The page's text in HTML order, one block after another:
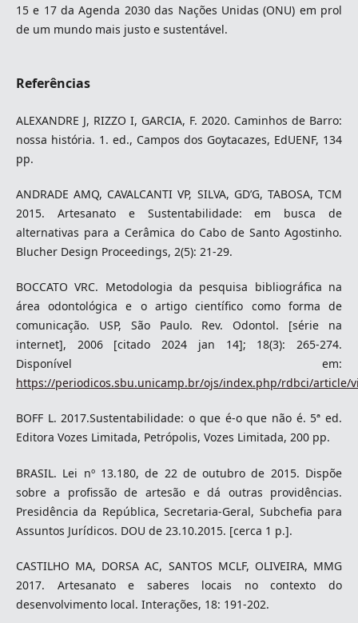
15 e 17 da Agenda 2030 das Nações Unidas (ONU) em prol
de um mundo mais justo e sustentável.
Referências
ALEXANDRE J, RIZZO I, GARCIA, F. 2020. Caminhos de Barro:
nossa história. 1. ed., Campos dos Goytacazes, EdUENF, 134
pp.
ANDRADE AMQ, CAVALCANTI VP, SILVA, GD’G, TABOSA, TCM
2015. Artesanato e Sustentabilidade: em busca de
alternativas para a Cerâmica do Cabo de Santo Agostinho.
Blucher Design Proceedings, 2(5): 21-29.
BOCCATO VRC. Metodologia da pesquisa bibliográfica na
área odontológica e o artigo científico como forma de
comunicação. USP, São Paulo. Rev. Odontol. [série na
internet], 2006 [citado 2024 jan 14]; 18(3): 265-274.
Disponível em:
https://periodicos.sbu.unicamp.br/ojs/index.php/rdbci/article/
BOFF L. 2017.Sustentabilidade: o que é-o que não é. 5ª ed.
Editora Vozes Limitada, Petrópolis, Vozes Limitada, 200 pp.
BRASIL. Lei nº 13.180, de 22 de outubro de 2015. Dispõe
sobre a profissão de artesão e dá outras providências.
Presidência da República, Secretaria-Geral, Subchefia para
Assuntos Jurídicos. DOU de 23.10.2015. [cerca 1 p.].
CASTILHO MA, DORSA AC, SANTOS MCLF, OLIVEIRA, MMG
2017. Artesanato e saberes locais no contexto do
desenvolvimento local. Interações, 18: 191-202.